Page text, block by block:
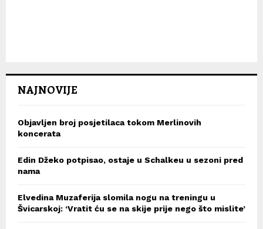
NAJNOVIJE
Objavljen broj posjetilaca tokom Merlinovih
koncerata
Edin Džeko potpisao, ostaje u Schalkeu u sezoni pred
nama
Elvedina Muzaferija slomila nogu na treningu u
Švicarskoj: ‘Vratit ću se na skije prije nego što mislite’